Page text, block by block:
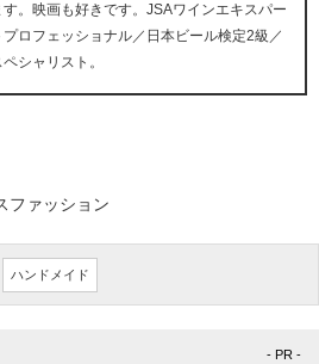
。映画も好きです。JSAワインエキスパー
プロフェッショナル／日本ビール検定2級／
シャリスト。
ファッション
ハンドメイド
- PR -